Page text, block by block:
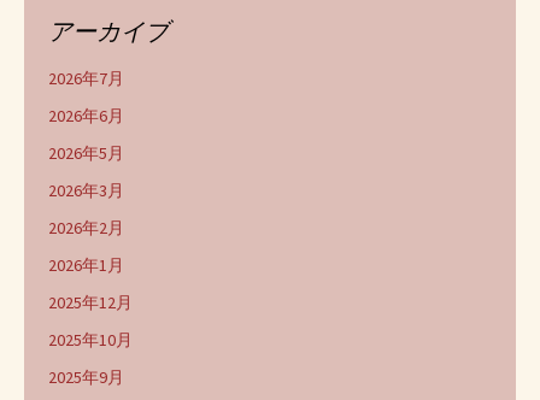
アーカイブ
2026年7月
2026年6月
2026年5月
2026年3月
2026年2月
2026年1月
2025年12月
2025年10月
2025年9月